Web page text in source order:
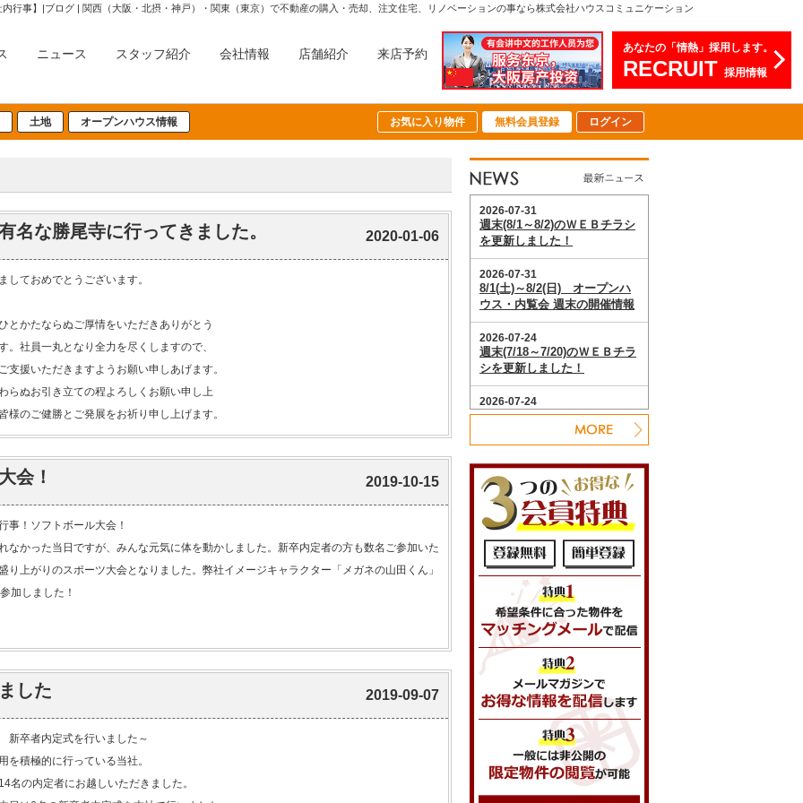
内行事】|ブログ | 関西（大阪・北摂・神戸）・関東（東京）で不動産の購入・売却、注文住宅、リノベーションの事なら株式会社ハウスコミュニケーション
ニュース スタッフ紹介 会社情報 店舗紹介 来店予約 あなたの「情熱」採用します。
RECRUIT 採用情報
土地 オープンハウス情報 お気に入り物件 無料会員登録 ログイン
名な勝尾寺に行ってきました。 2020-01-06
しておめでとうございます。
とかたならぬご厚情をいただきありがとう
。社員一丸となり全力を尽くしますので、
支援いただきますようお願い申しあげます。
らぬお引き立ての程よろしくお願い申し上
様のご健勝とご発展をお祈り申し上げます。
会！ 2019-10-15
事！ソフトボール大会！
なかった当日ですが、みんな元気に体を動かしました。新卒内定者の方も数名ご参加いた
り上がりのスポーツ大会となりました。弊社イメージキャラクター「メガネの山田くん」
加しました！
した 2019-09-07
卒者内定式を行いました～
を積極的に行っている当社。
名の内定者にお越しいただきました。